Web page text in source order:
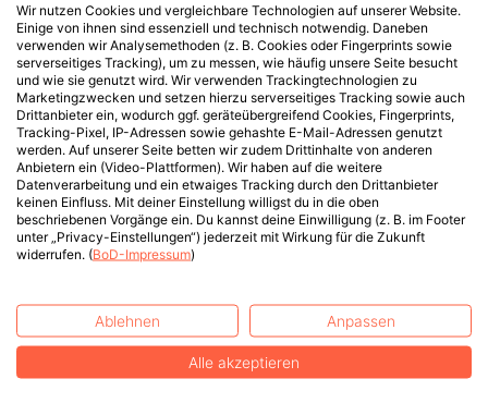
Wir nutzen Cookies und vergleichbare Technologien auf unserer Website.
Einige von ihnen sind essenziell und technisch notwendig. Daneben
verwenden wir Analysemethoden (z. B. Cookies oder Fingerprints sowie
serverseitiges Tracking), um zu messen, wie häufig unsere Seite besucht
und wie sie genutzt wird. Wir verwenden Trackingtechnologien zu
Marketingzwecken und setzen hierzu serverseitiges Tracking sowie auch
Drittanbieter ein, wodurch ggf. geräteübergreifend Cookies, Fingerprints,
Tracking-Pixel, IP-Adressen sowie gehashte E-Mail-Adressen genutzt
werden. Auf unserer Seite betten wir zudem Drittinhalte von anderen
Anbietern ein (Video-Plattformen). Wir haben auf die weitere
Datenverarbeitung und ein etwaiges Tracking durch den Drittanbieter
keinen Einfluss. Mit deiner Einstellung willigst du in die oben
beschriebenen Vorgänge ein. Du kannst deine Einwilligung (z. B. im Footer
unter „Privacy-Einstellungen“) jederzeit mit Wirkung für die Zukunft
widerrufen. (BoD-Impressum)
Ablehnen Anpassen
Alle akzeptieren